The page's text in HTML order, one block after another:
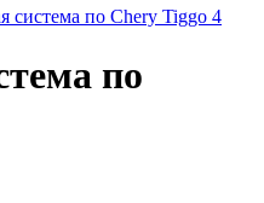
система по Chery Tiggo 4
по